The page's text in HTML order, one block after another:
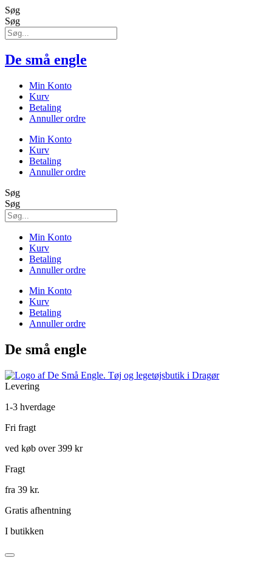
Søg
Søg
De små engle
Min Konto
Kurv
Betaling
Annuller ordre
Min Konto
Kurv
Betaling
Annuller ordre
Søg
Søg
Min Konto
Kurv
Betaling
Annuller ordre
Min Konto
Kurv
Betaling
Annuller ordre
De små engle
Levering
1-3 hverdage
Fri fragt
ved køb over 399 kr
Fragt
fra 39 kr.
Gratis afhentning
I butikken